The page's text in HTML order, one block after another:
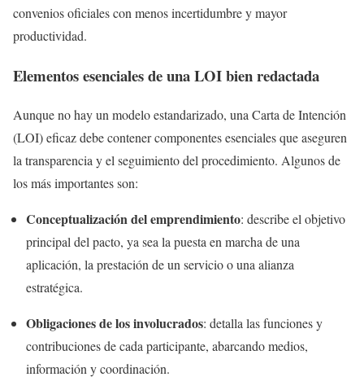
convenios oficiales con menos incertidumbre y mayor
productividad.
Elementos esenciales de una LOI bien redactada
Aunque no hay un modelo estandarizado, una Carta de Intención
(LOI) eficaz debe contener componentes esenciales que aseguren
la transparencia y el seguimiento del procedimiento. Algunos de
los más importantes son:
Conceptualización del emprendimiento: describe el objetivo
principal del pacto, ya sea la puesta en marcha de una
aplicación, la prestación de un servicio o una alianza
estratégica.
Obligaciones de los involucrados: detalla las funciones y
contribuciones de cada participante, abarcando medios,
información y coordinación.